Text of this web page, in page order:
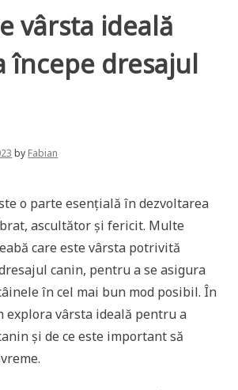
vârsta ideală
începe dresajul
by Fabian
o parte esențială în dezvoltarea
ascultător și fericit. Multe
care este vârsta potrivită
canin, pentru a se asigura
în cel mai bun mod posibil. În
explora vârsta ideală pentru a
și de ce este important să